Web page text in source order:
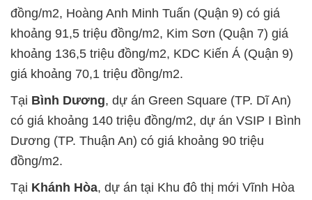
đồng/m2, Hoàng Anh Minh Tuấn (Quận 9) có giá
khoảng 91,5 triệu đồng/m2, Kim Sơn (Quận 7) giá
khoảng 136,5 triệu đồng/m2, KDC Kiến Á (Quận 9)
giá khoảng 70,1 triệu đồng/m2.
Tại Bình Dương, dự án Green Square (TP. Dĩ An)
có giá khoảng 140 triệu đồng/m2, dự án VSIP I Bình
Dương (TP. Thuận An) có giá khoảng 90 triệu
đồng/m2.
Tại Khánh Hòa, dự án tại Khu đô thị mới Vĩnh Hòa